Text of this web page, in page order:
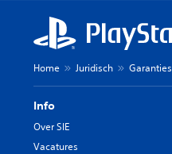
Home Juridisch Garanties
Info
Over SIE
Vacatures